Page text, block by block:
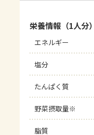
栄養情報（1人分）
エネルギー
塩分
たんぱく質
野菜摂取量※
脂質